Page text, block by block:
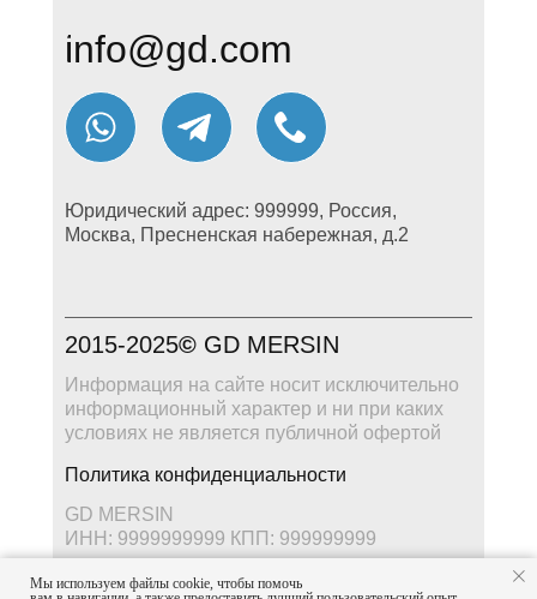
Политика конфиденциальности
2015-2025© GD MERSIN
Информация на сайте носит исключительно
информационный характер и ни при каких
условиях не является публичной офертой
GD MERSIN
ИНН: 9999999999 КПП: 999999999
Юридический адрес: 999999, Россия,
Москва, Пресненская набережная, д.2
info@gd.com
Мы используем файлы cookie, чтобы помочь